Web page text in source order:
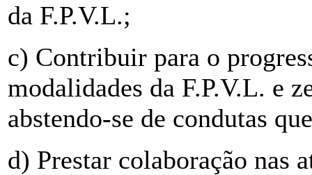
da F.P.V.L.;
c) Contribuir para o
modalidades da F.P.V.L. e
abstendo-se de condutas
d) Prestar colaboração nas